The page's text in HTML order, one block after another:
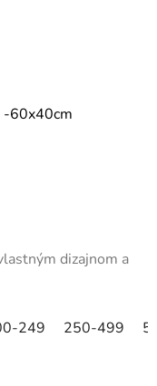
-60x40cm
dizajnom a
249 250-499